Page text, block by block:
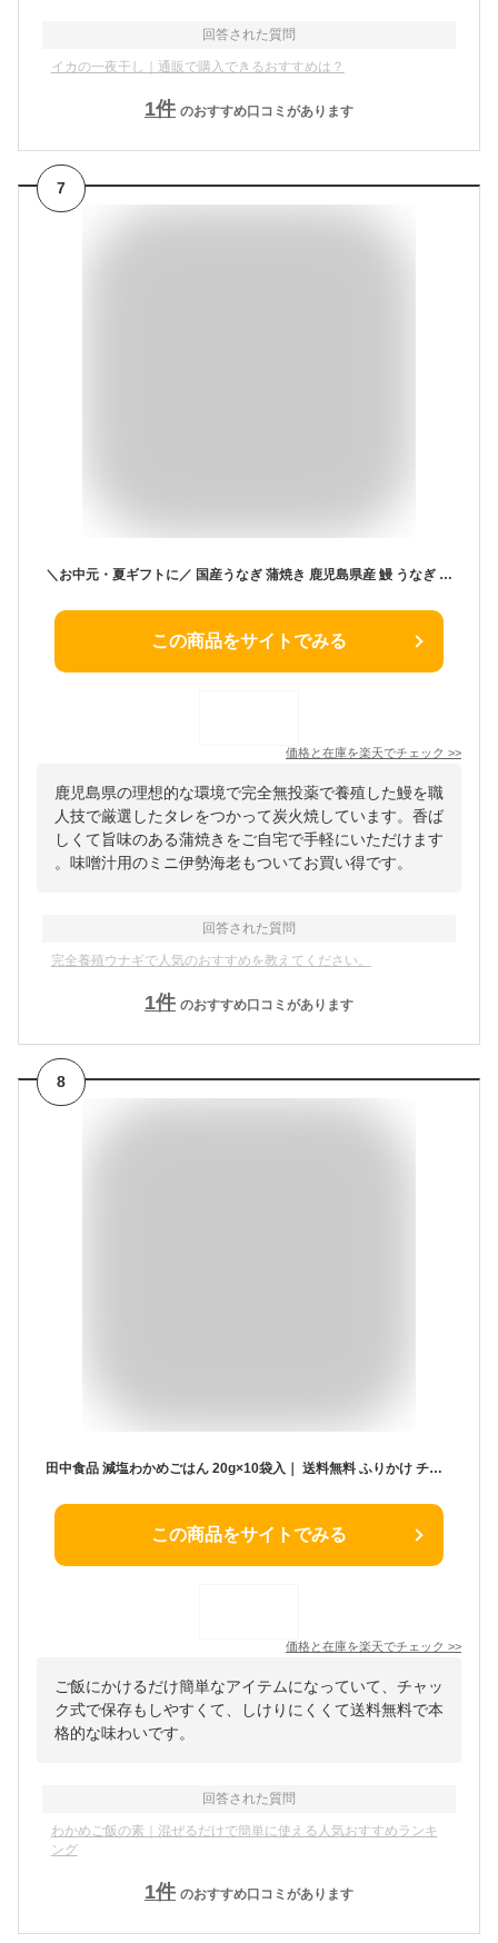
回答された質問
イカの一夜干し｜通販で購入できるおすすめは？
1件 のおすすめ口コミがあります
7
＼お中元・夏ギフトに／ 国産うなぎ 蒲焼き 鹿児島県産 鰻 うなぎ ウナギ 無頭 選べる100g・165g 冷凍 個包装 真空パック お中元 夏ギフト 暑中見舞い お盆 ギフト プレゼント みそ汁用ミニ伊勢海老セット付き 送料無料 お取り寄せ 食品 スタミナ 土用の丑の日 ふっくら 肉厚
この商品をサイトでみる
価格と在庫を楽天でチェック >>
鹿児島県の理想的な環境で完全無投薬で養殖した鰻を職
人技で厳選したタレをつかって炭火焼しています。香ば
しくて旨味のある蒲焼きをご自宅で手軽にいただけます
。味噌汁用のミニ伊勢海老もついてお買い得です。
回答された質問
完全養殖ウナギで人気のおすすめを教えてください。
1件 のおすすめ口コミがあります
8
田中食品 減塩わかめごはん 20g×10袋入｜ 送料無料 ふりかけ チャック袋 調味料 まぜごはんの素
この商品をサイトでみる
価格と在庫を楽天でチェック >>
ご飯にかけるだけ簡単なアイテムになっていて、チャッ
ク式で保存もしやすくて、しけりにくくて送料無料で本
格的な味わいです。
回答された質問
わかめご飯の素｜混ぜるだけで簡単に使える人気おすすめランキ
ング
1件 のおすすめ口コミがあります